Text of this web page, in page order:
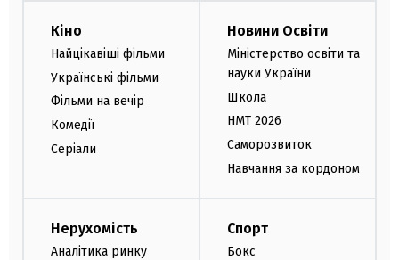
Кіно
Найцікавіші фільми
Українські фільми
Фільми на вечір
Комедії
Серіали
Новини Освіти
Міністерство освіти та
науки України
Школа
НМТ 2026
Саморозвиток
Навчання за кордоном
Нерухомість
Аналітика ринку
Спорт
Бокс